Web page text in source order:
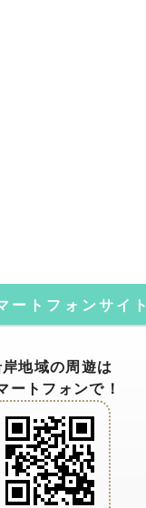
ートフォンサイト
岸地域の周遊は
ートフォンで！